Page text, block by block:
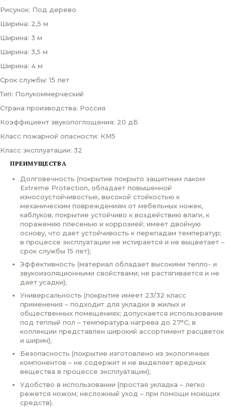
Рисунок: Под дерево
Ширина: 2,5 м
Ширина: 3 м
Ширина: 3,5 м
Ширина: 4 м
Срок службы: 15 лет
Тип: Полукоммерческий
Страна производства: Россия
Коэффициент звукопоглощения: 20 дБ
Класс пожарной опасности: КМ5
Класс эксплуатации: 32
ПРЕИМУЩЕСТВА
Долговечность (покрытие покрыто защитным лаком
Extreme Protection, обладает повышенной
износоустойчивостью, высокой стойкостью к
механическим повреждениям от мебельных ножек,
каблуков; покрытие устойчиво к воздействию влаги, к
поражению плесенью и коррозией; имеет двойную
основу, что дает устойчивость к перепадам температур;
в процессе эксплуатации не истирается и не выцветает –
срок службы 15 лет);
Эффективность (материал обладает высокими тепло- и
звукоизоляционными свойствами; не растягивается и не
дает усадки);
Универсальность (покрытие имеет 23/32 класс
применения – подходит для укладки в жилых и
общественных помещениях; допускается использование
под теплый пол – температура нагрева до 27°С; в
коллекции представлен широкий ассортимент расцветок
и ширин);
Безопасность (покрытие изготовлено из экологичных
компонентов – не содержит и не выделяет вредных
вещества в процессе эксплуатации);
Удобство в использовании (простая укладка – легко
режется ножом; несложный уход – при помощи моющих
средств).